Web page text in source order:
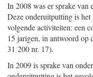
In 2008 was er sprake
Deze onderuitputting is
volgende activiteiten: een
15 jarigen, in antwoord
31 200 nr. 17).
In 2009 is sprake van